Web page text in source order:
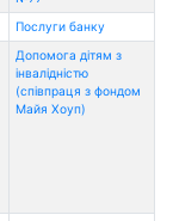
Послуги банку
Допомога дітям з
інвалідністю
(співпраця з фондом
Майя Хоуп)